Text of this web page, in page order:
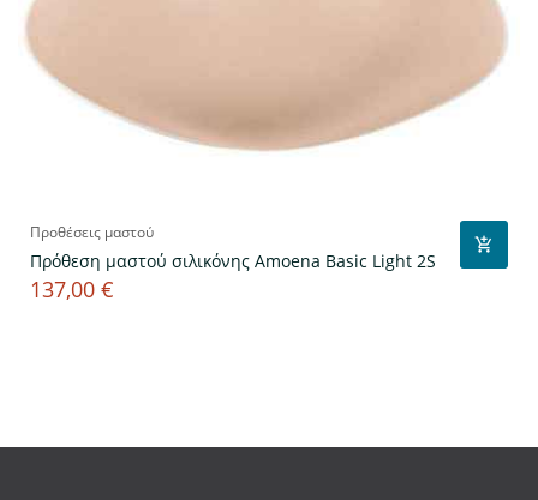
Προθέσεις μαστού
Πρόθεση μαστού σιλικόνης Amoena Basic Light 2S
Τιμή
137,00 €